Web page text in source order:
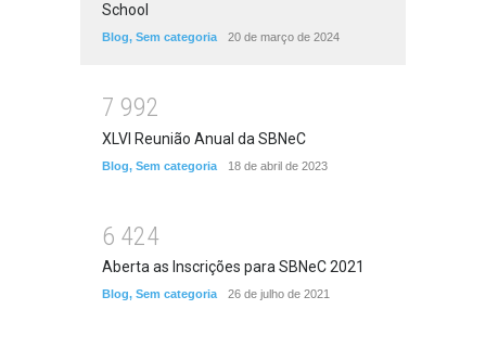
School
Blog, Sem categoria 20 de março de 2024
7 992
XLVI Reunião Anual da SBNeC
Blog, Sem categoria 18 de abril de 2023
6 424
Aberta as Inscrições para SBNeC 2021
Blog, Sem categoria 26 de julho de 2021